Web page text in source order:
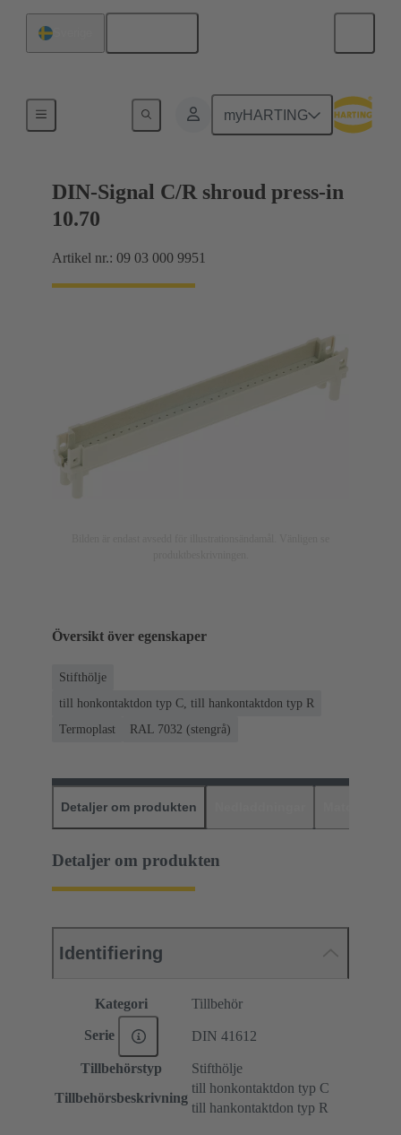
myHARTING
Förbindning moderkort till dotterkort
DIN-Signal C/R shroud press-in
10.70
Artikel nr.: 09 03 000 9951
Översikt över egenskaper
Stifthölje
till honkontaktdon typ C, till hankontaktdon typ R
Termoplast
RAL 7032 (stengrå)
Detaljer om produkten
Detaljer om produkten
Identifiering
Kategori Tillbehör
Serie DIN 41612
Tillbehörstyp
Stifthölje
Tillbehörsbeskrivning
till honkontaktdon typ C
till hankontaktdon typ R